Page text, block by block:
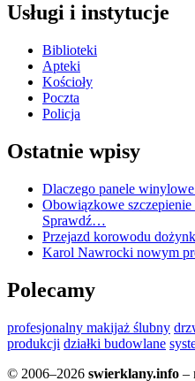
Usługi i instytucje
Biblioteki
Apteki
Kościoły
Poczta
Policja
Ostatnie wpisy
Dlaczego panele
Obowiązkowe
Sprawdź…
Przejazd korowodu
Karol Nawrocki nowym
Polecamy
profesjonalny makijaż ślubny
produkcji działki budowlane
© 2006–2026 swierklany.info –